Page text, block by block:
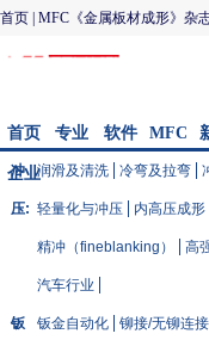
首页 MFC《金属板材成形》杂
CIMES2020 | 冲压与模具
首页
专业
知识
软件
模拟/
MFC
会议
企业
库
冲
压:
润滑及清洗 冷弯及拉弯
轻量化与冲压 内高压成形
精冲（fineblanking） 高
汽车行业
钣 钣金自动化 铆接/无铆连接